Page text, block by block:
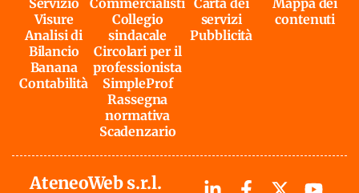
Servizio
Visure
Analisi di
Bilancio
Banana
Contabilità
Commercialisti
Collegio
sindacale
Circolari per il
professionista
SimpleProf
Rassegna
normativa
Scadenzario
Carta dei
servizi
Pubblicità
Mappa dei
contenuti
AteneoWeb s.r.l.